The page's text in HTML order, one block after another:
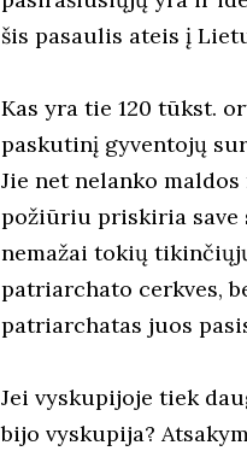
šis pasaulis ateis į
Kas yra tie 120 tūkst.
paskutinį gyventojų
Jie net nelanko
požiūriu priskiria save
nemažai tokių
patriarchato cerkves,
patriarchatas juos
Jei vyskupijoje tiek
bijo vyskupija?